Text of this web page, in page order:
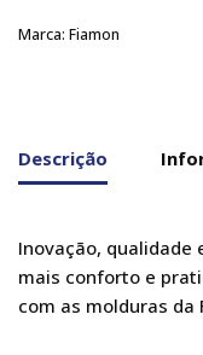
Marca: Fiamon
Descrição
Inovação, qualidade
mais conforto e
com as molduras da